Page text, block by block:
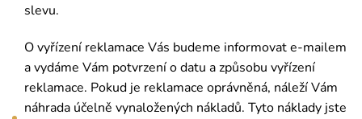
slevu.
O vyřízení reklamace Vás budeme informovat e-mailem
a vydáme Vám potvrzení o datu a způsobu vyřízení
reklamace. Pokud je reklamace oprávněná, náleží Vám
náhrada účelně vynaložených nákladů. Tyto náklady jste